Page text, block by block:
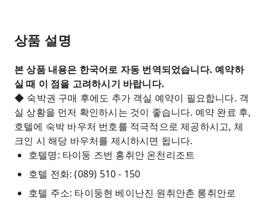
상품 설명
본 상품 내용은 한국어로 자동 번역되었습니다. 예약하
실 때 이 점을 고려하시기 바랍니다.
◆ 숙박권 구매 후에도 추가 객실 예약이 필요합니다. 객
실 상황을 먼저 확인하시는 것이 좋습니다. 예약 완료 후,
호텔에 숙박 바우처 번호를 적극적으로 제공하시고, 체
크인 시 해당 바우처를 제시하시면 됩니다.
호텔명: 타이둥 즈번 홍취안 온천리조트
호텔 전화: (089) 510 - 150
호텔 주소: 타이둥현 베이난진 원취안촌 롱취안로